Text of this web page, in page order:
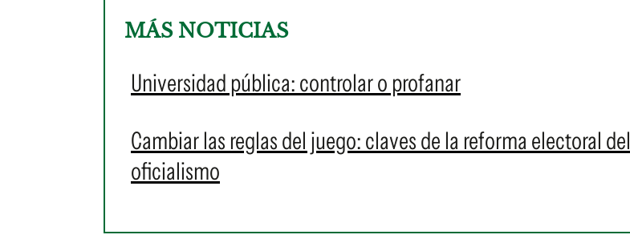
MÁS NOTICIAS
Universidad pública: controlar o profanar
Cambiar las reglas del juego: claves de la reforma electoral del
oficialismo